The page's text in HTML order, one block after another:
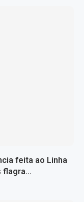
feita ao Linha
flagra...